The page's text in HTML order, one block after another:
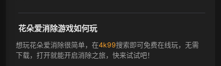
花朵爱消除游戏如何玩
想玩花朵爱消除很简单，在4k99搜索即可免费在线玩，无需
下载，打开就能开启消除之旅，快来试试吧！